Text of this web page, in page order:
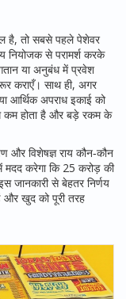
है, तो सबसे पहले पेशेवर
नियोजक से परामर्श करके
या अनुबंध में प्रवेश
कराएँ। साथ ही, अगर
आर्थिक अपराध इकाई को
कम होता है और बड़े रकम के
और विशेषज्ञ राय कौन‑कौन
करेगा कि 25 करोड़ की
जानकारी से बेहतर निर्णय
खुद को पूरी तरह